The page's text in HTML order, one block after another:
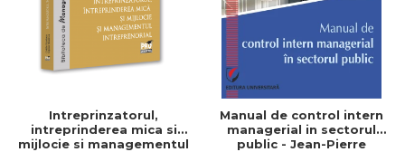
Intreprinzatorul,
intreprinderea mica si
mijlocie si managementul
Manual de control intern
managerial in sectorul
public - Jean-Pierre